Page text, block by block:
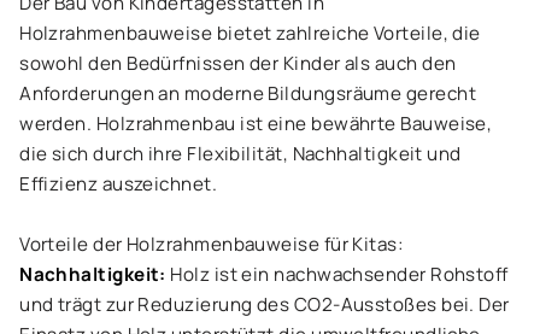
Holzrahmenbauweise bietet zahlreiche Vorteile, die
sowohl den Bedürfnissen der Kinder als auch den
Anforderungen an moderne Bildungsräume gerecht
werden. Holzrahmenbau ist eine bewährte Bauweise,
die sich durch ihre Flexibilität, Nachhaltigkeit und
Effizienz auszeichnet.
Vorteile der Holzrahmenbauweise für Kitas:
Nachhaltigkeit: Holz ist ein nachwachsender Rohstoff
und trägt zur Reduzierung des CO2-Ausstoßes bei. Der